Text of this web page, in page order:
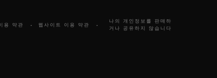
용 약관 웹사이트 이용 약관
나의 개인정보를 판매하
거나 공유하지 않습니다